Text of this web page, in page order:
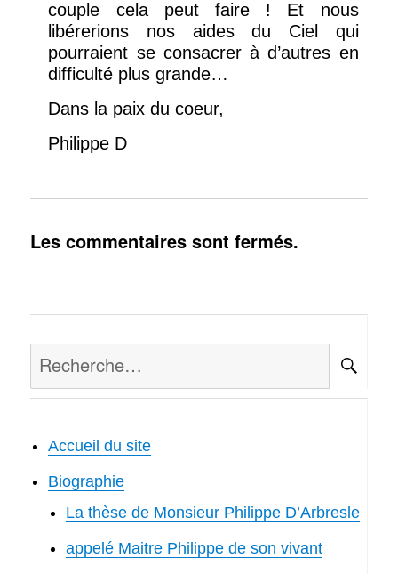
couple cela peut faire ! Et nous
libérerions nos aides du Ciel qui
pourraient se consacrer à d’autres en
difficulté plus grande…
Dans la paix du coeur,
Philippe D
Les commentaires sont fermés.
pour :
Accueil du site
Biographie
La thèse de Monsieur Philippe D’Arbresle
appelé Maitre Philippe de son vivant